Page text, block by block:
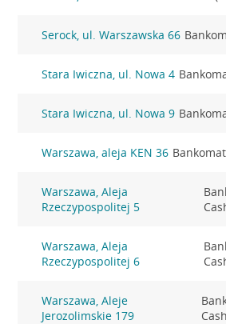
Serock, ul. Warszawska 66
Stara Iwiczna, ul. Nowa 4
Stara Iwiczna, ul. Nowa 9
Warszawa, aleja KEN 36
Warszawa, Aleja
Rzeczypospolitej 5
Warszawa, Aleja
Rzeczypospolitej 6
Warszawa, Aleje
Jerozolimskie 179